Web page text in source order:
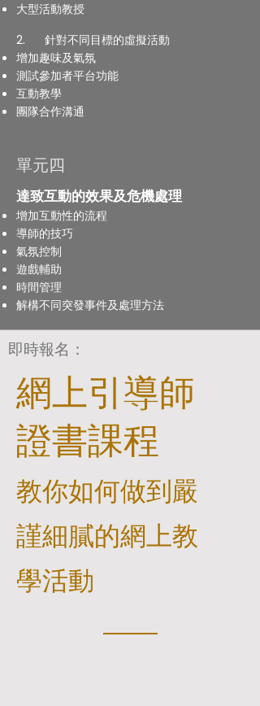
大型活動教授
2. 針對不同目標的虛擬活動
增加趣味及氣氛
測試參加者平台功能
互動教學
團隊合作溝通
單元四
達致互動的效果及危機處理
增加互動性的流程
導師的技巧
氣氛控制
遊戲輔助
時間管理
解構不同突發事件及處理方法
即時報名：
網上引導師
證書課程
教你如何做到嚴
謹細膩的網上教
學活動